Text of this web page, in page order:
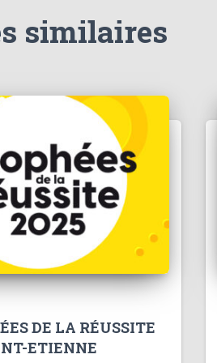
similaires
DE LA RÉUSSITE
ETIENNE